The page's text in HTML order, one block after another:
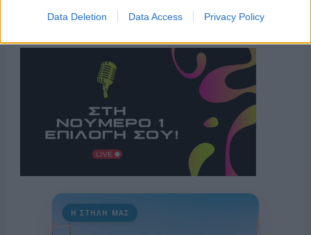
Data Deletion Data Access Privacy Policy
Η ΣΤΗΛΗ ΜΑΣ